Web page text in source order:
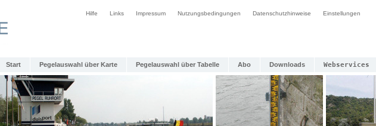
Hilfe Links Impressum Nutzungsbedingungen Datenschutzhinweise Einstellungen
Start Pegelauswahl über Karte Pegelauswahl über Tabelle Abo Downloads Webservices